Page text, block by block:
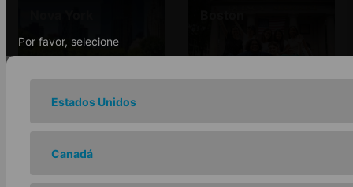
Por favor, selecione
Estados Unidos
Canadá